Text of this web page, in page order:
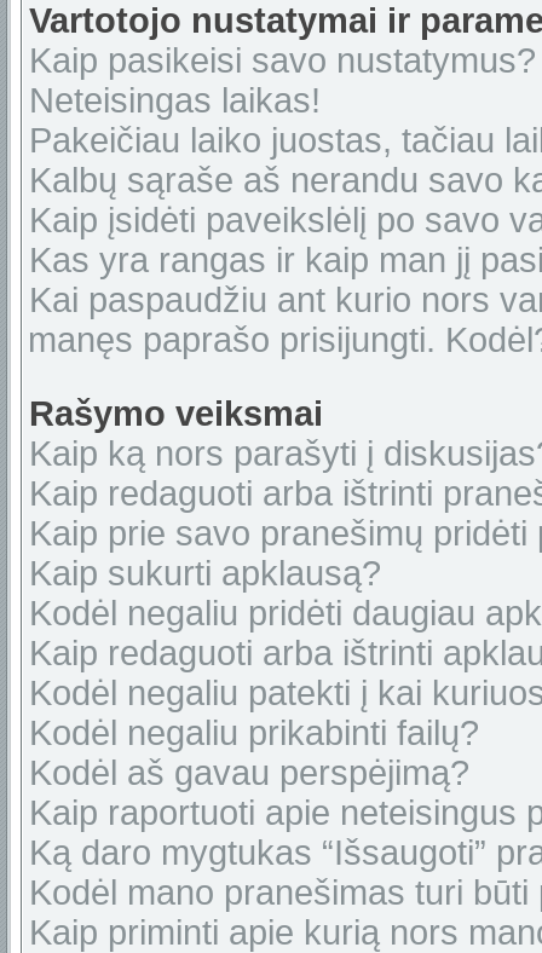
Vartotojo nustatymai ir
Kaip pasikeisi savo nustatymus?
Neteisingas laikas!
Pakeičiau laiko juostas, tačiau
Kalbų sąraše aš nerandu savo
Kaip įsidėti paveikslėlį po savo
Kas yra rangas ir kaip man jį
Kai paspaudžiu ant kurio nors
manęs paprašo prisijungti.
Rašymo veiksmai
Kaip ką nors parašyti į
Kaip redaguoti arba ištrinti
Kaip prie savo pranešimų pridėti
Kaip sukurti apklausą?
Kodėl negaliu pridėti daugiau
Kaip redaguoti arba ištrinti
Kodėl negaliu patekti į kai
Kodėl negaliu prikabinti failų?
Kodėl aš gavau perspėjimą?
Kaip raportuoti apie neteisingus
Ką daro mygtukas “Išsaugoti”
Kodėl mano pranešimas turi būti
Kaip priminti apie kurią nors